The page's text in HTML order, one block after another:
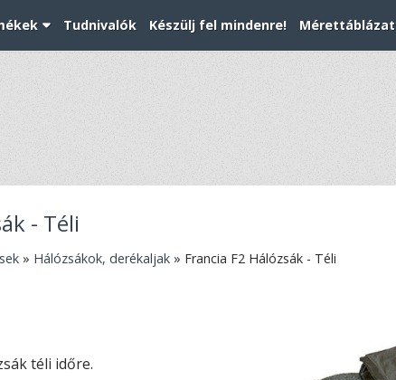
Tudnivalók Készülj fel mindenre! Mérettáblázat
- Téli
» Hálózsákok, derékaljak » Francia F2 Hálózsák - Téli
téli időre.